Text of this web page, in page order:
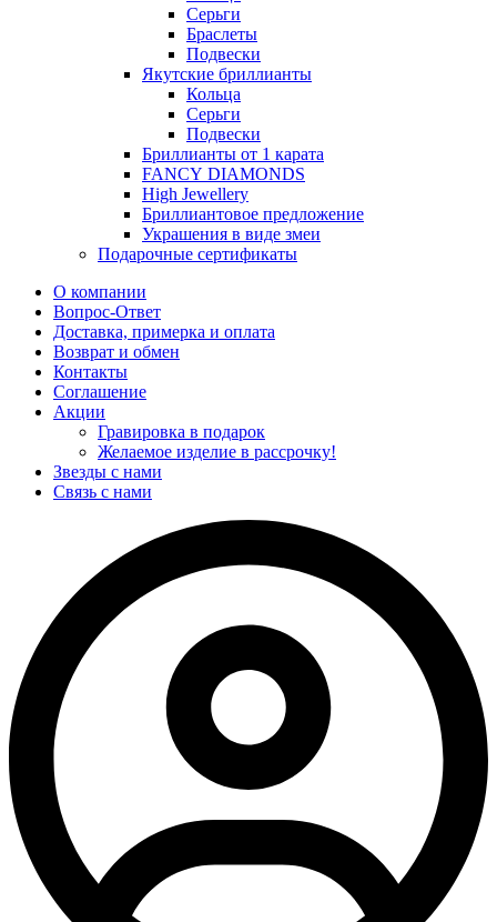
Серьги
Браслеты
Подвески
Якутские бриллианты
Кольца
Серьги
Подвески
Бриллианты от 1 карата
FANCY DIAMONDS
High Jewellery
Бриллиантовое предложение
Украшения в виде змеи
Подарочные сертификаты
О компании
Вопрос-Ответ
Доставка, примерка и оплата
Возврат и обмен
Контакты
Соглашение
Акции
Гравировка в подарок
Желаемое изделие в рассрочку!
Звезды с нами
Связь с нами